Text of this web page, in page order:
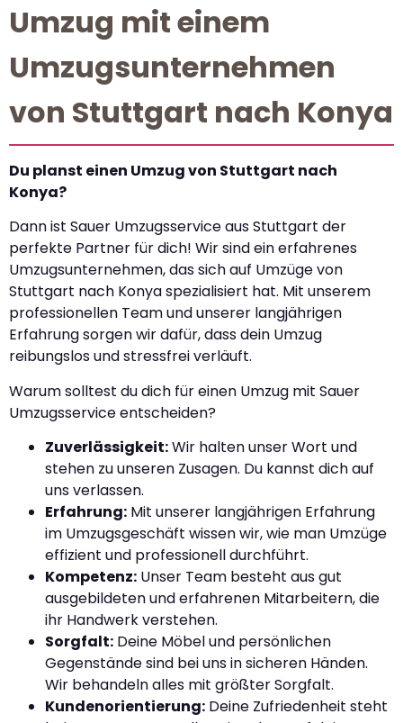
Umzug mit einem
Umzugsunternehmen
von Stuttgart nach Konya
Du planst einen Umzug von Stuttgart nach
Konya?
Dann ist Sauer Umzugsservice aus Stuttgart der
perfekte Partner für dich! Wir sind ein erfahrenes
Umzugsunternehmen, das sich auf Umzüge von
Stuttgart nach Konya spezialisiert hat. Mit unserem
professionellen Team und unserer langjährigen
Erfahrung sorgen wir dafür, dass dein Umzug
reibungslos und stressfrei verläuft.
Warum solltest du dich für einen Umzug mit Sauer
Umzugsservice entscheiden?
Zuverlässigkeit:Wir halten unser Wort und
stehen zu unseren Zusagen. Du kannst dich auf
uns verlassen.
Erfahrung: Mit unserer langjährigen Erfahrung
im Umzugsgeschäft wissen wir, wie man Umzüge
effizient und professionell durchführt.
Kompetenz: Unser Team besteht aus gut
ausgebildeten und erfahrenen Mitarbeitern, die
ihr Handwerk verstehen.
Sorgfalt: Deine Möbel und persönlichen
Gegenstände sind bei uns in sicheren Händen.
Wir behandeln alles mit größter Sorgfalt.
Kundenorientierung: Deine Zufriedenheit steht